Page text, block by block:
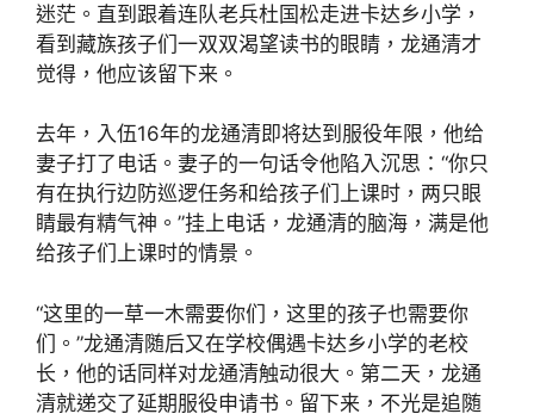
迷茫。直到跟着连队老兵杜国松走进卡达乡小学，
看到藏族孩子们一双双渴望读书的眼睛，龙通清才
觉得，他应该留下来。
去年，入伍16年的龙通清即将达到服役年限，他给
妻子打了电话。妻子的一句话令他陷入沉思：“你只
有在执行边防巡逻任务和给孩子们上课时，两只眼
睛最有精气神。”挂上电话，龙通清的脑海，满是他
给孩子们上课时的情景。
“这里的一草一木需要你们，这里的孩子也需要你
们。”龙通清随后又在学校偶遇卡达乡小学的老校
长，他的话同样对龙通清触动很大。第二天，龙通
清就递交了延期服役申请书。留下来，不光是追随